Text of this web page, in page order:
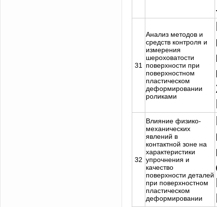
31
Анализ методов и
средств контроля и
измерения
шероховатости
поверхности при
поверхностном
пластическом
деформировании
роликами
32
Влияние физико-
механических
явлений в
контактной зоне на
характеристики
упрочнения и
качество
поверхности деталей
при поверхностном
пластическом
деформировании